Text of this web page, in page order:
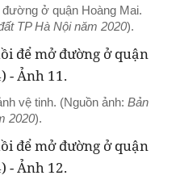
ở quận Hoàng Mai.
TP Hà Nội năm 2020).
vệ tinh. (Nguồn ảnh: Bản
2020).